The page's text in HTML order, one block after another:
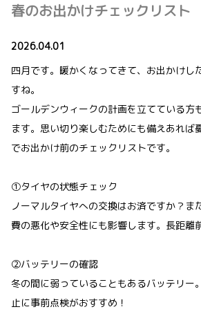
春のお出かけチェックリスト
2026.04.01
四月です。暖かくなってきて、お出かけし
すね。
ゴールデンウィークの計画を立てている方
ます。思い切り楽しむためにも備えあれば
でお出かけ前のチェックリストです。
①タイヤの状態チェック
ノーマルタイヤへの交換はお済ですか？ま
費の悪化や安全性にも影響します。長距離
②バッテリーの確認
冬の間に弱っていることもあるバッテリー
止に事前点検がおすすめ！